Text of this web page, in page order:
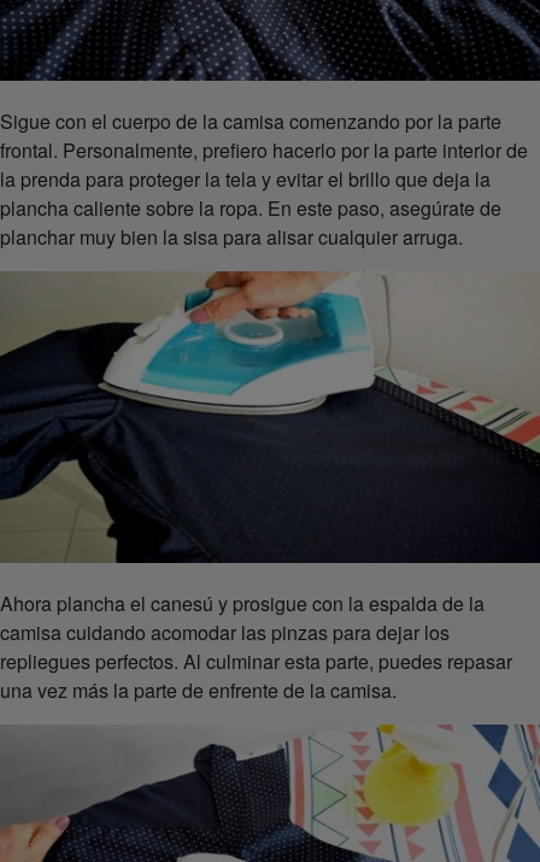
Sigue con el cuerpo de la camisa comenzando por la parte
frontal. Personalmente, prefiero hacerlo por la parte interior de
la prenda para proteger la tela y evitar el brillo que deja la
plancha caliente sobre la ropa. En este paso, asegúrate de
planchar muy bien la sisa para alisar cualquier arruga.
Ahora plancha el canesú y prosigue con la espalda de la
camisa cuidando acomodar las pinzas para dejar los
repliegues perfectos. Al culminar esta parte, puedes repasar
una vez más la parte de enfrente de la camisa.